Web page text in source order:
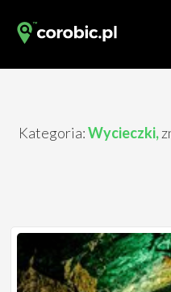
Kategoria:Wycieczki,